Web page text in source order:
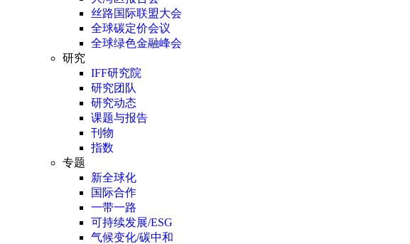
丝路国际联盟大会
全球碳定价会议
全球绿色金融峰会
研究
IFF研究院
研究团队
研究动态
课题与报告
刊物
指数
专题
新全球化
国际合作
一带一路
可持续发展/ESG
气候变化/碳中和